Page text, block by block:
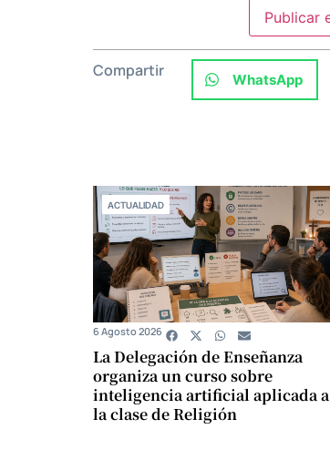
Compartir WhatsApp
ACTUALIDAD
La Delegación de Enseñanza
organiza un curso sobre
inteligencia artificial aplicada a
la clase de Religión
6 Agosto 2026